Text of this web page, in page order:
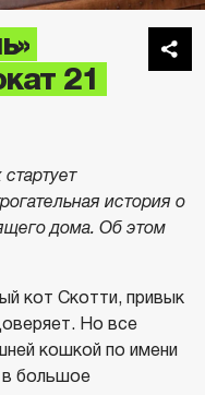
21
история о
дома. Об этом
кот Скотти, привык
Но все
кошкой по имени
в большое